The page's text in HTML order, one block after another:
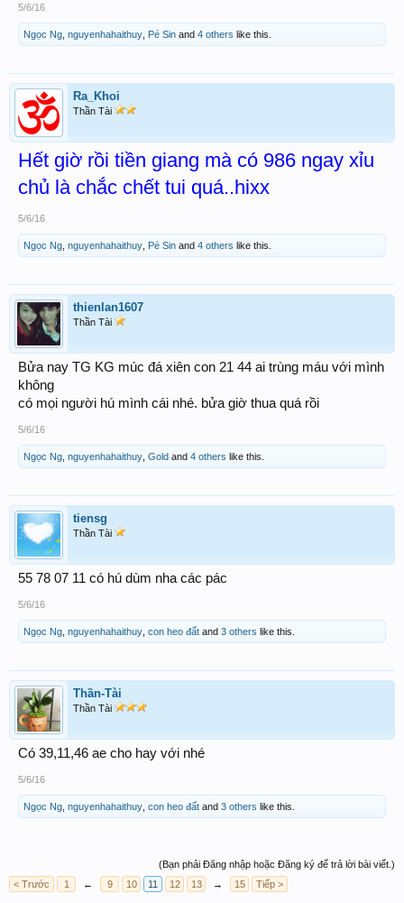
5/6/16
Ngọc Ng nguyenhahaithuy Pé Sin and 4 others like this.
Ra_Khoi
Thần Tài
Hết giờ rồi tiền giang mà có 986 ngay xỉu
chủ là chắc chết tui quá..hixx
5/6/16
Ngọc Ng nguyenhahaithuy Pé Sin and 4 others like this.
thienlan1607
Thần Tài
Bửa nay TG KG múc đá xiên con 21 44 ai trùng máu với mình
không
có mọi người hú mình cái nhé. bửa giờ thua quá rồi
5/6/16
Ngọc Ng nguyenhahaithuy Gold and 4 others like this.
tiensg
Thần Tài
55 78 07 11 có hú dùm nha các pác
5/6/16
Ngọc Ng nguyenhahaithuy con heo đất and 3 others like this.
Thần-Tài
Thần Tài
Có 39,11,46 ae cho hay với nhé
5/6/16
Ngọc Ng nguyenhahaithuy con heo đất and 3 others like this.
(Bạn phải Đăng nhập hoặc Đăng ký để trả lời bài viết.)
< Trước
1 ← 9 10 11 12 13 → 15 Tiếp >